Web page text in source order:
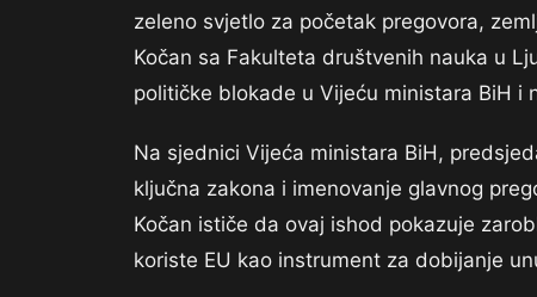
zeleno svjetlo za početak pregovora,
Kočan sa Fakulteta društvenih nauka u
političke blokade u Vijeću ministara BiH i
Na sjednici Vijeća ministara BiH,
ključna zakona i imenovanje glavnog
Kočan ističe da ovaj ishod pokazuje
koriste EU kao instrument za dobijanje